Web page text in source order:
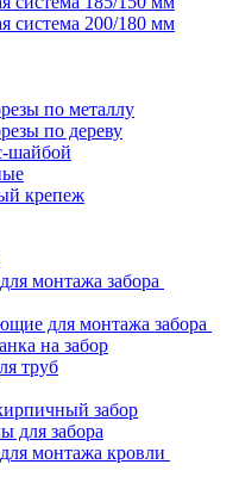
система 200/180 мм
по металлу
по дереву
шайбой
крепеж
монтажа забора
для монтажа забора
на забор
труб
забор
для забора
монтажа кровли